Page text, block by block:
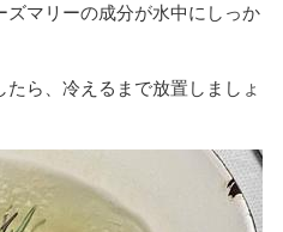
マリーの成分が水中にしっか
ら、冷えるまで放置しましょ